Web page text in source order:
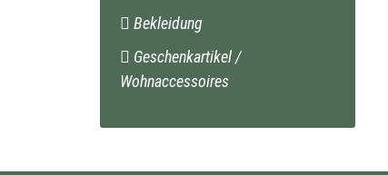
Bekleidung
Geschenkartikel /
Wohnaccessoires